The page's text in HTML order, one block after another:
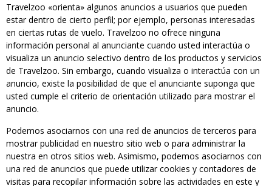
Travelzoo «orienta» algunos anuncios a usuarios que pueden
estar dentro de cierto perfil; por ejemplo, personas interesadas
en ciertas rutas de vuelo. Travelzoo no ofrece ninguna
información personal al anunciante cuando usted interactúa o
visualiza un anuncio selectivo dentro de los productos y servicios
de Travelzoo. Sin embargo, cuando visualiza o interactúa con un
anuncio, existe la posibilidad de que el anunciante suponga que
usted cumple el criterio de orientación utilizado para mostrar el
anuncio.
Podemos asociarnos con una red de anuncios de terceros para
mostrar publicidad en nuestro sitio web o para administrar la
nuestra en otros sitios web. Asimismo, podemos asociarnos con
una red de anuncios que puede utilizar cookies y contadores de
visitas para recopilar información sobre las actividades en este y